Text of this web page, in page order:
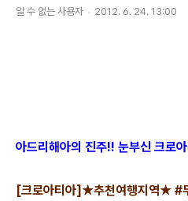
알 수 없는 사용자 2012. 6. 24. 13:00
아드리해아의 진주!! 눈부신 크로
[크로아티아]★추천여행지역★